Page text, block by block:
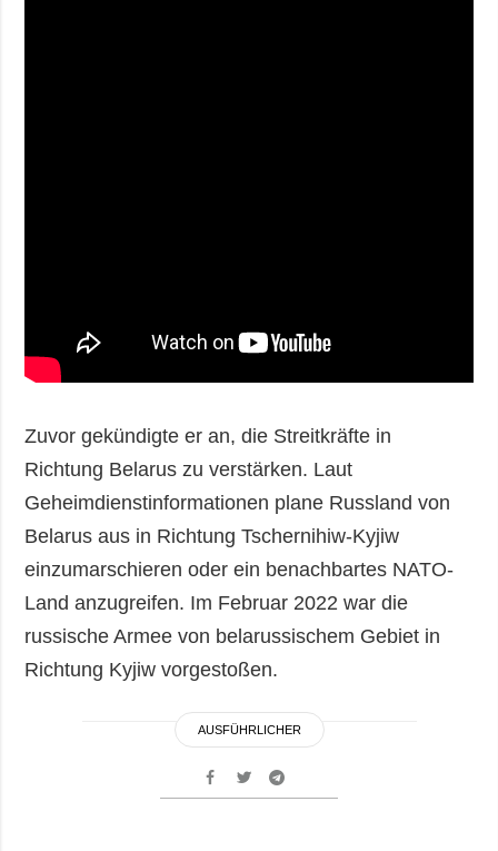
Zuvor gekündigte er an, die Streitkräfte in
Richtung Belarus zu verstärken. Laut
Geheimdienstinformationen plane Russland von
Belarus aus in Richtung Tschernihiw-Kyjiw
einzumarschieren oder ein benachbartes NATO-
Land anzugreifen. Im Februar 2022 war die
russische Armee von belarussischem Gebiet in
Richtung Kyjiw vorgestoßen.
AUSFÜHRLICHER